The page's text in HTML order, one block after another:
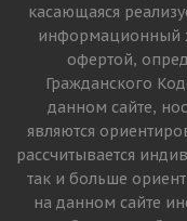
касающаяся
информационный
офертой,
Гражданского
данном сайте,
являются
рассчитывается
так и больше
на данном сайте